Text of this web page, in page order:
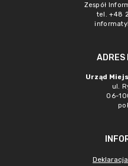
Zespół
tel. +48
ADRES
Urząd
ul.
06-